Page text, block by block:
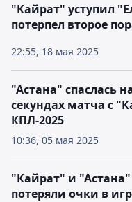
22:55, 18 мая 2025
"Кайрат" уступил
потерпел второе
10:36, 05 мая 2025
"Астана" спаслась
секундах матча с
КПЛ-2025
"Кайрат" и
потеряли очки в